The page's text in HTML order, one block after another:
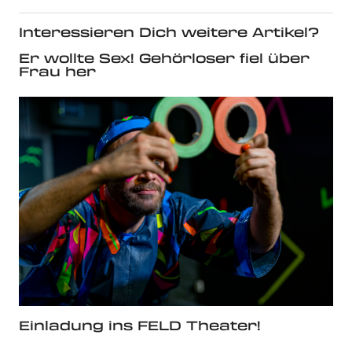
Interessieren Dich weitere Artikel?
Er wollte Sex! Gehörloser fiel über
Frau her
Einladung ins FELD Theater!